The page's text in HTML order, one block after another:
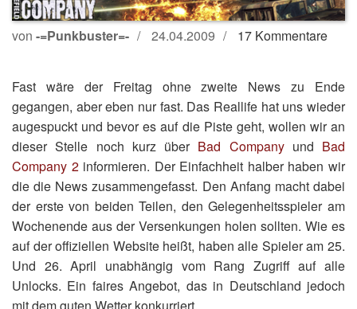
von -=Punkbuster=- 24.04.2009 17 Kommentare
Fast wäre der Freitag ohne zweite News zu Ende
gegangen, aber eben nur fast. Das Reallife hat uns wieder
augespuckt und bevor es auf die Piste geht, wollen wir an
dieser Stelle noch kurz über Bad Companyund Bad
Company 2informieren. Der Einfachheit halber haben wir
die die News zusammengefasst. Den Anfang macht dabei
der erste von beiden Teilen, den Gelegenheitsspieler am
Wochenende aus der Versenkungen holen sollten. Wie es
auf der offiziellen Website heißt, haben alle Spieler am 25.
Und 26. April unabhängig vom Rang Zugriff auf alle
Unlocks. Ein faires Angebot, das in Deutschland jedoch